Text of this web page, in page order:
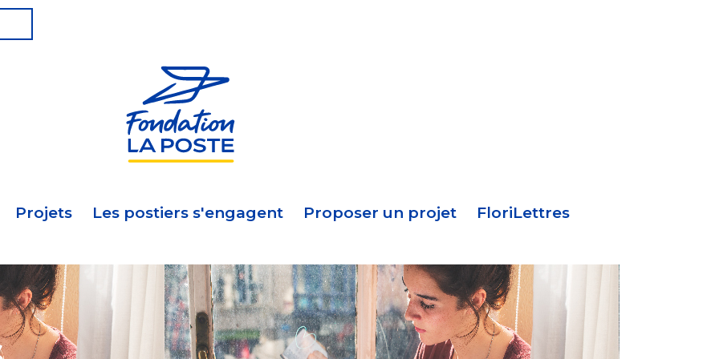
Projets Les postiers s'engagent Proposer un projet FloriLettres